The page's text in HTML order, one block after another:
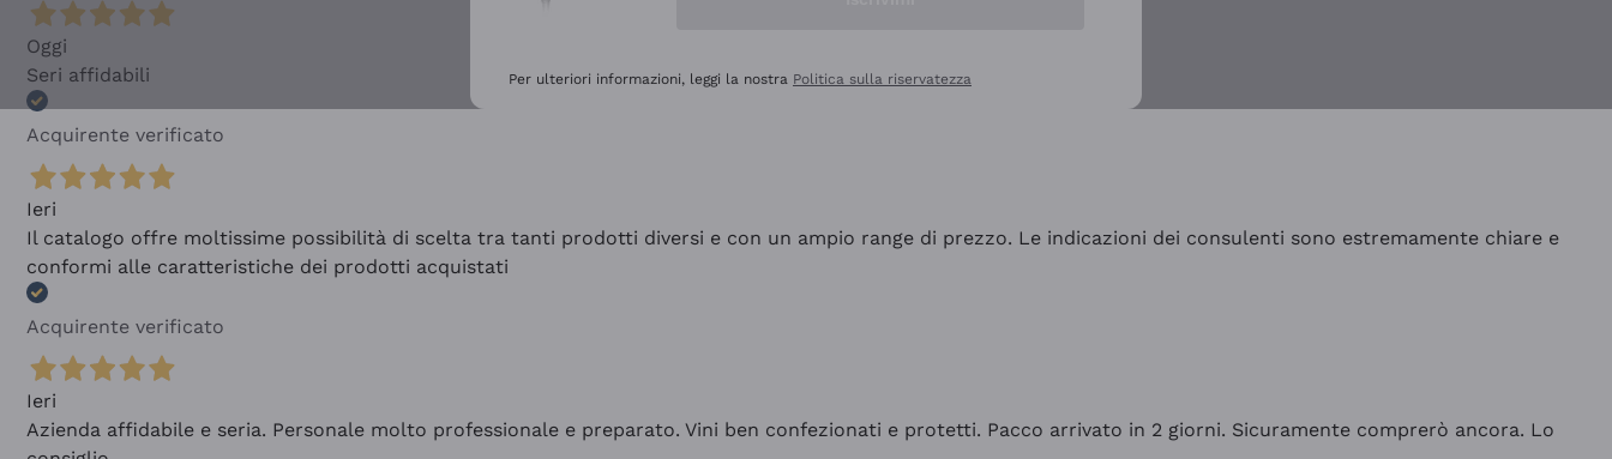
Oggi
Seri affidabili
Acquirente verificato
Ieri
Il catalogo offre moltissime possibilità di scelta tra tanti prodotti diversi e con un ampio range di prezzo. Le indicazioni dei consulenti sono estremamente chiare e
conformi alle caratteristiche dei prodotti acquistati
Acquirente verificato
Ieri
Azienda affidabile e seria. Personale molto professionale e preparato. Vini ben confezionati e protetti. Pacco arrivato in 2 giorni. Sicuramente comprerò ancora. Lo
Per ulteriori informazioni, leggi la nostra Politica sulla riservatezza